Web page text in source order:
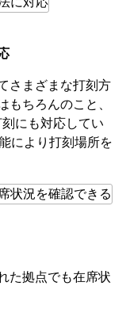
さまざまな打刻方
もちろんのこと、
にも対応してい
により打刻場所を
た拠点でも在席状